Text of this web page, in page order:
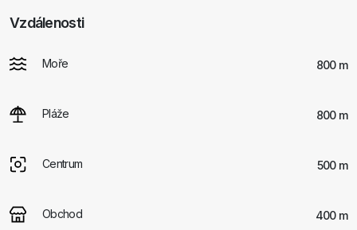
Vzdálenosti
Moře 800 m
Pláže 800 m
Centrum 500 m
Obchod 400 m